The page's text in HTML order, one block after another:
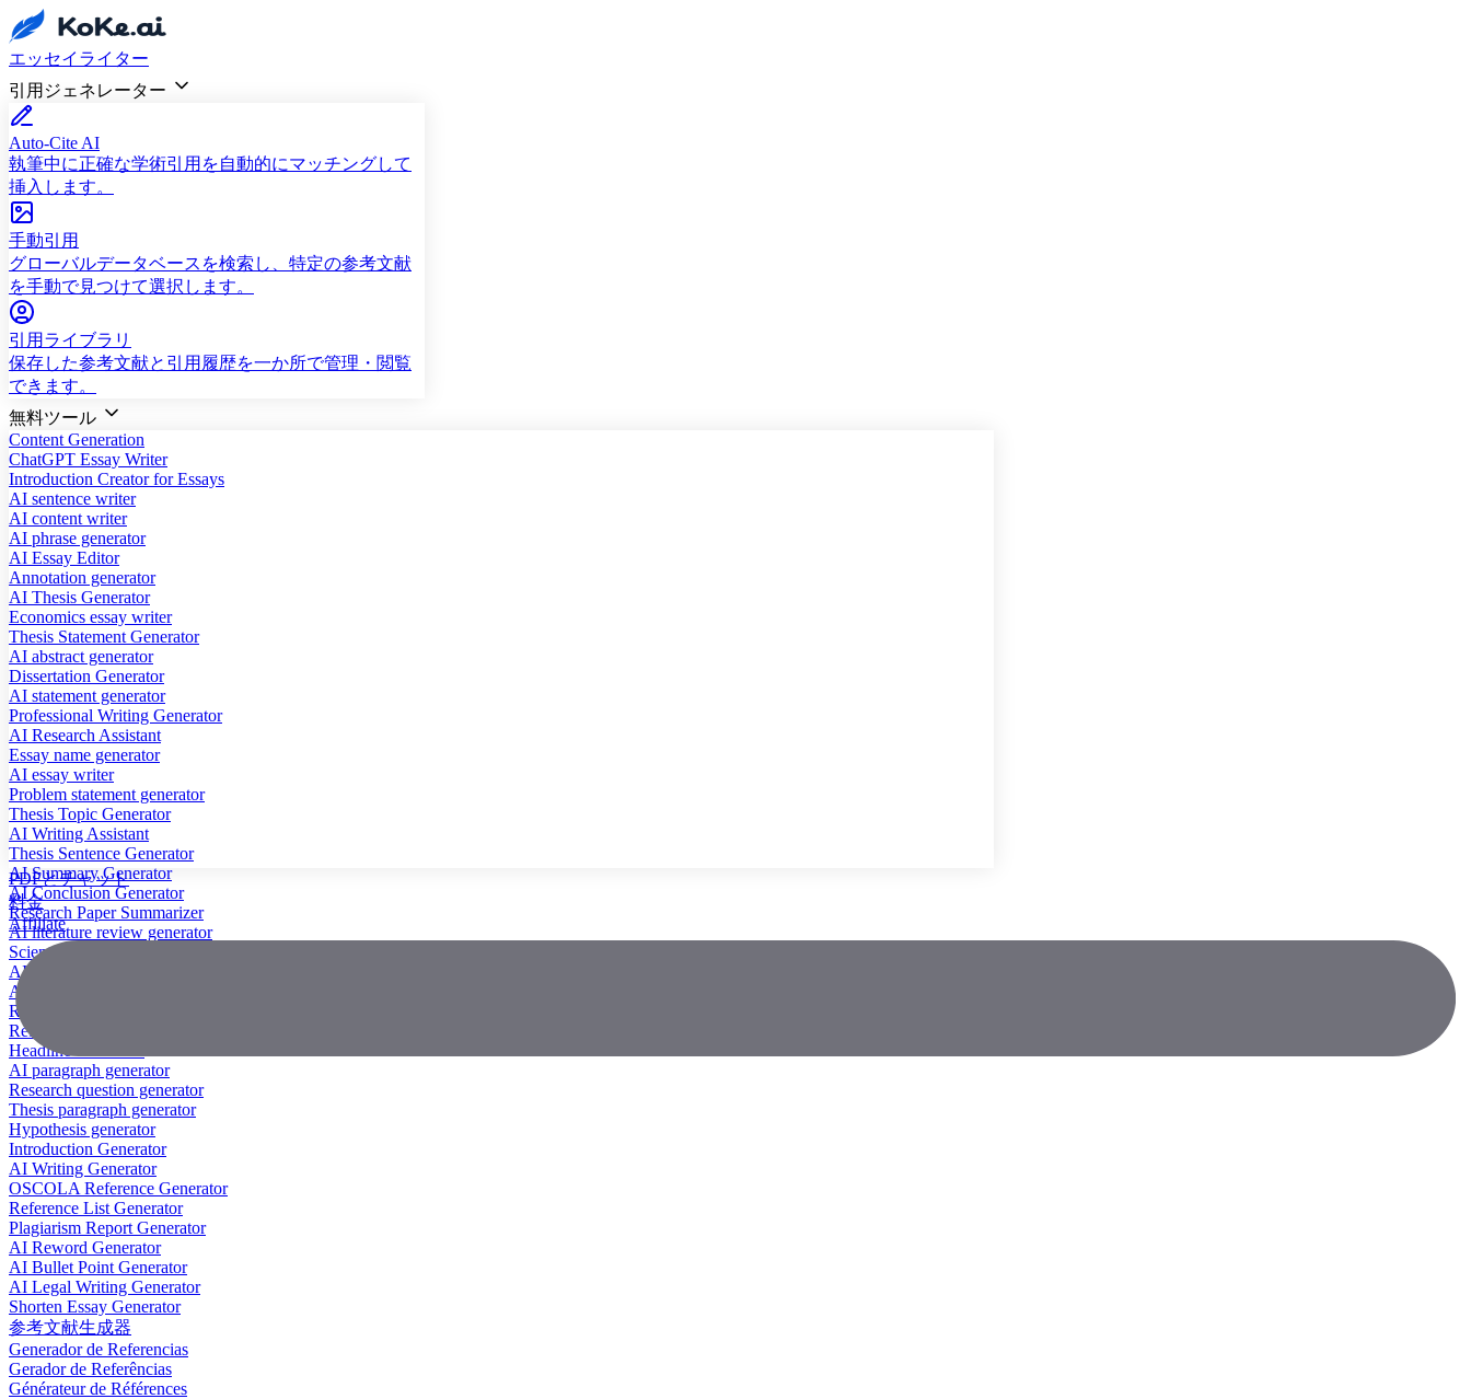
エッセイライター
引用ジェネレーター
Auto-Cite AI
執筆中に正確な学術引用を自動的にマッチングして
挿入します。
手動引用
グローバルデータベースを検索し、特定の参考文献
を手動で見つけて選択します。
引用ライブラリ
保存した参考文献と引用履歴を一か所で管理・閲覧
できます。
無料ツール
Content Generation
ChatGPT Essay Writer
Introduction Creator for Essays
AI sentence writer
AI content writer
AI phrase generator
AI Essay Editor
Annotation generator
AI Thesis Generator
Economics essay writer
Thesis Statement Generator
AI abstract generator
Dissertation Generator
AI statement generator
Professional Writing Generator
AI Research Assistant
Essay name generator
AI essay writer
Problem statement generator
Thesis Topic Generator
AI Writing Assistant
Thesis Sentence Generator
AI Summary Generator
AI Conclusion Generator
Research Paper Summarizer
AI literature review generator
Scientific Paper Summarizer
AI case study generator
AI Research Paper Generator
Research Title Generator
Reference Generator
Headline Generator
AI paragraph generator
Research question generator
Thesis paragraph generator
Hypothesis generator
Introduction Generator
AI Writing Generator
OSCOLA Reference Generator
Reference List Generator
Plagiarism Report Generator
AI Reword Generator
AI Bullet Point Generator
AI Legal Writing Generator
Shorten Essay Generator
参考文献生成器
Generador de Referencias
Gerador de Referências
Générateur de Références
PDFとチャット
料金
Affiliate